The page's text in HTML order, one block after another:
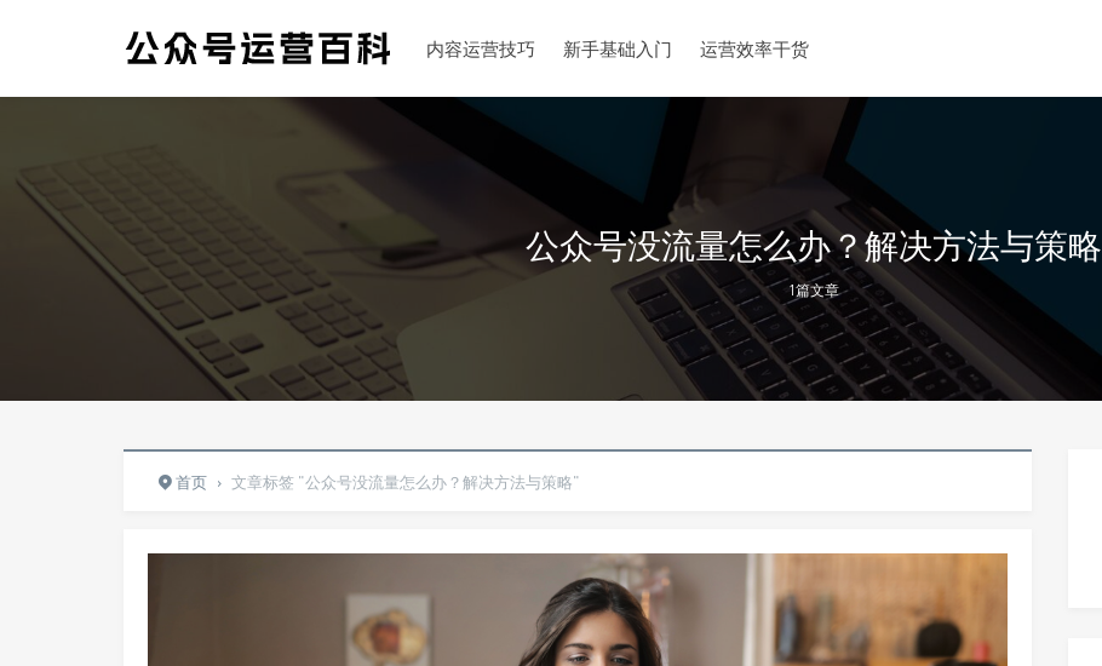
内容运营技巧 新手基础入门 运营效率干货
公众号没流量怎么办？解决方法与策略
1篇文章
首页 › 文章标签 "公众号没流量怎么办？解决方法与策略"